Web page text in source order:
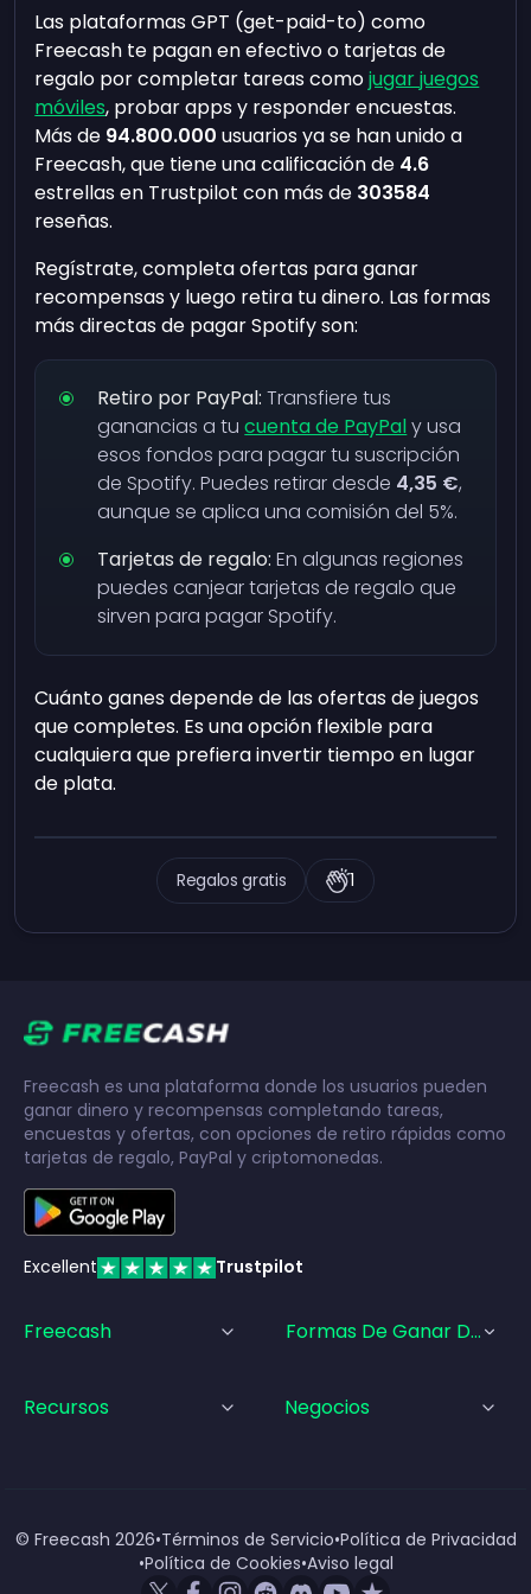
Las plataformas GPT (get-paid-to) como
Freecash te pagan en efectivo o tarjetas de
regalo por completar tareas comojugar juegos
móviles, probar apps y responder encuestas.
Más de 94.800.000 usuarios ya se han unido a
Freecash, que tiene una calificación de 4.6
estrellas en Trustpilot con más de 303584
reseñas.
Regístrate, completa ofertas para ganar
recompensas y luego retira tu dinero. Las formas
más directas de pagar Spotify son:
Retiro por PayPal: Transfiere tus
ganancias a tucuenta de PayPaly usa
esos fondos para pagar tu suscripción
de Spotify. Puedes retirar desde 4,35 €,
aunque se aplica una comisión del 5%.
Tarjetas de regalo: En algunas regiones
puedes canjear tarjetas de regalo que
sirven para pagar Spotify.
Cuánto ganes depende de las ofertas de juegos
que completes. Es una opción flexible para
cualquiera que prefiera invertir tiempo en lugar
de plata.
Regalos gratis 1
Freecash es una plataforma donde los usuarios pueden
ganar dinero y recompensas completando tareas,
encuestas y ofertas, con opciones de retiro rápidas como
tarjetas de regalo, PayPal y criptomonedas.
Excellent Trustpilot
Freecash Formas De Ganar Dinero
Recursos Negocios
© Freecash 2026•Términos de Servicio•Política de Privacidad
•Política de Cookies•Aviso legal